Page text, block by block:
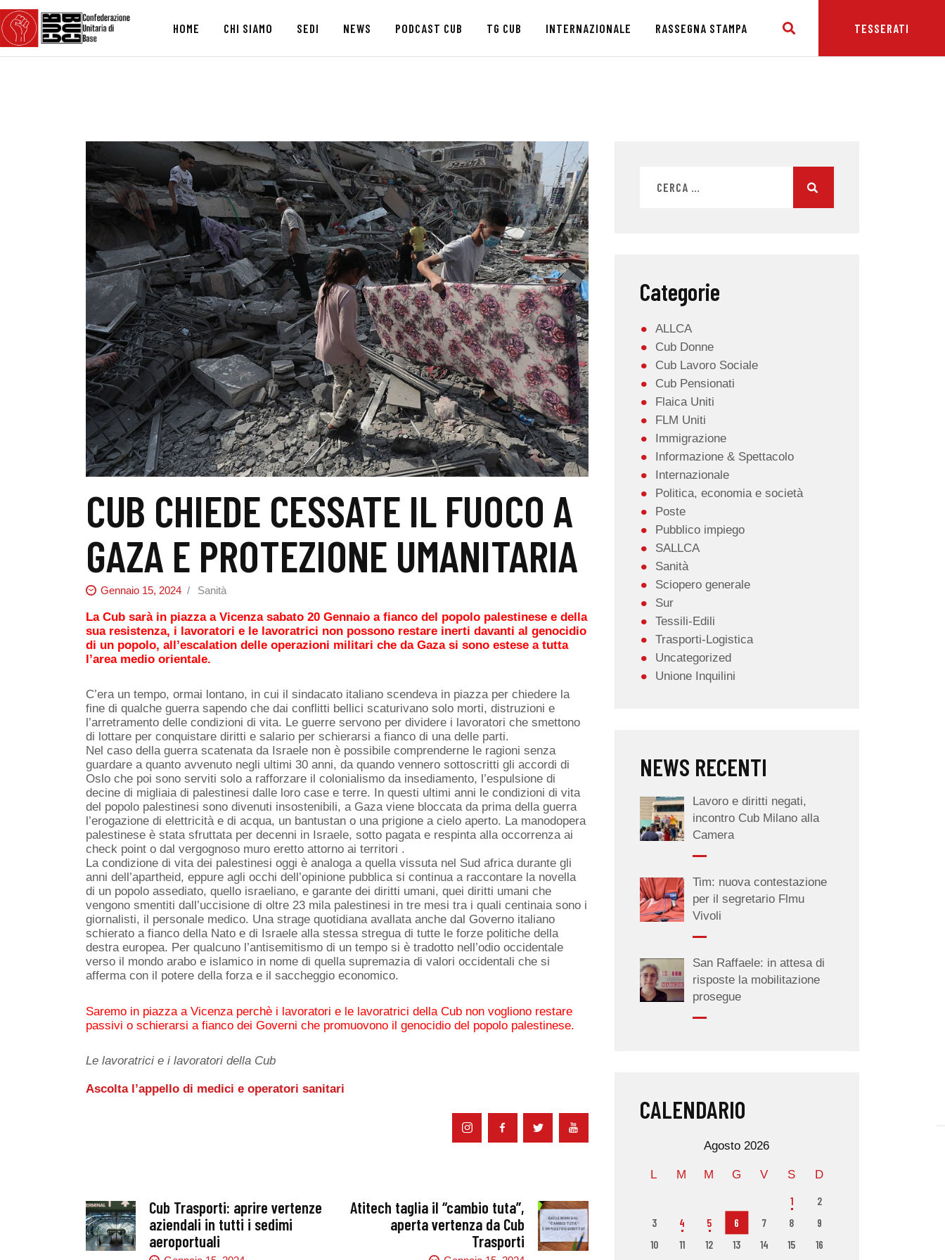
HOME CHI SIAMO SEDI NEWS PODCAST CUB TG CUB INTERNAZIONALE RASSEGNA STAMPA TESSERATI
HOME
CHI SIAMO
NEWS
PODCAST CUB
TG CUB
INTERNAZIONALE
RASSEGNA STAMPA
CUB CHIEDE CESSATE IL FUOCO A
GAZA E PROTEZIONE UMANITARIA
Gennaio 15, 2024 Sanità
La Cub sarà in piazza a Vicenza sabato 20 Gennaio a fianco del popolo palestinese e della
sua resistenza, i lavoratori e le lavoratrici non possono restare inerti davanti al genocidio
di un popolo, all’escalation delle operazioni militari che da Gaza si sono estese a tutta
l’area medio orientale.
C’era un tempo, ormai lontano, in cui il sindacato italiano scendeva in piazza per chiedere la
fine di qualche guerra sapendo che dai conflitti bellici scaturivano solo morti, distruzioni e
l’arretramento delle condizioni di vita. Le guerre servono per dividere i lavoratori che smettono
di lottare per conquistare diritti e salario per schierarsi a fianco di una delle parti.
Nel caso della guerra scatenata da Israele non è possibile comprenderne le ragioni senza
guardare a quanto avvenuto negli ultimi 30 anni, da quando vennero sottoscritti gli accordi di
Oslo che poi sono serviti solo a rafforzare il colonialismo da insediamento, l’espulsione di
decine di migliaia di palestinesi dalle loro case e terre. In questi ultimi anni le condizioni di vita
del popolo palestinesi sono divenuti insostenibili, a Gaza viene bloccata da prima della guerra
l’erogazione di elettricità e di acqua, un bantustan o una prigione a cielo aperto. La manodopera
palestinese è stata sfruttata per decenni in Israele, sotto pagata e respinta alla occorrenza ai
check point o dal vergognoso muro eretto attorno ai territori .
La condizione di vita dei palestinesi oggi è analoga a quella vissuta nel Sud africa durante gli
anni dell’apartheid, eppure agli occhi dell’opinione pubblica si continua a raccontare la novella
di un popolo assediato, quello israeliano, e garante dei diritti umani, quei diritti umani che
vengono smentiti dall’uccisione di oltre 23 mila palestinesi in tre mesi tra i quali centinaia sono i
giornalisti, il personale medico. Una strage quotidiana avallata anche dal Governo italiano
schierato a fianco della Nato e di Israele alla stessa stregua di tutte le forze politiche della
destra europea. Per qualcuno l’antisemitismo di un tempo si è tradotto nell’odio occidentale
verso il mondo arabo e islamico in nome di quella supremazia di valori occidentali che si
afferma con il potere della forza e il saccheggio economico.
Saremo in piazza a Vicenza perchè i lavoratori e le lavoratrici della Cub non vogliono restare
passivi o schierarsi a fianco dei Governi che promuovono il genocidio del popolo palestinese.
Le lavoratrici e i lavoratori della Cub
Ascolta l’appello di medici e operatori sanitari
Cub Trasporti: aprire vertenze
aziendali in tutti i sedimi
aeroportuali
Atitech taglia il “cambio tuta”,
aperta vertenza da Cub
Trasporti
Categorie
ALLCA
Cub Donne
Cub Lavoro Sociale
Cub Pensionati
Flaica Uniti
FLM Uniti
Immigrazione
Informazione & Spettacolo
Internazionale
Politica, economia e società
Poste
Pubblico impiego
SALLCA
Sanità
Sciopero generale
Sur
Tessili-Edili
Trasporti-Logistica
Uncategorized
Unione Inquilini
NEWS RECENTI
Lavoro e diritti negati,
incontro Cub Milano alla
Camera
Tim: nuova contestazione
per il segretario Flmu
Vivoli
San Raffaele: in attesa di
risposte la mobilitazione
prosegue
CALENDARIO
Agosto 2026
L M M G V S D
1
2
3
4 5 6 7 8
9
10
11 12 13 14 15
16